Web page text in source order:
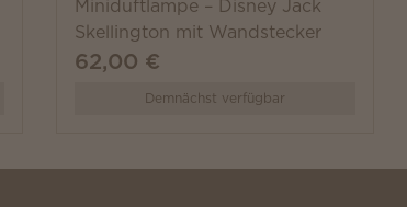
Miniduftlampe – Disney Jack
Skellington mit Wandstecker
62,00 €
Demnächst verfügbar